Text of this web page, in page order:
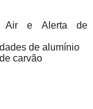
Air e Alerta de
de alumínio
carvão